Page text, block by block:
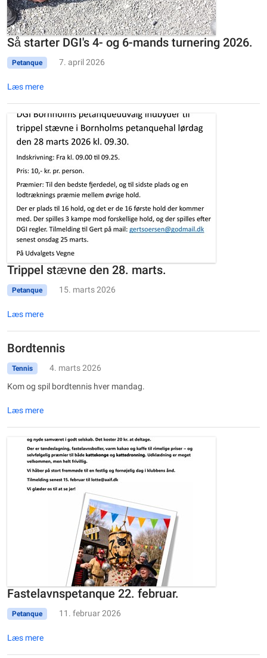
Så starter DGI's 4- og 6-mands turnering 2026.
Petanque 7. april 2026
Læs mere
Trippel stævne den 28. marts.
Petanque 15. marts 2026
Læs mere
Bordtennis
Tennis
4. marts 2026
Kom og spil bordtennis hver mandag.
Læs mere
Fastelavnspetanque 22. februar.
Petanque 11. februar 2026
Læs mere